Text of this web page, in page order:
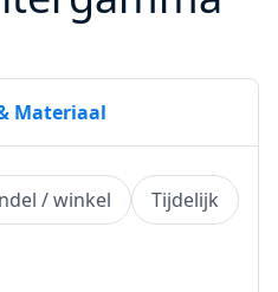
Materiaal
/ winkel
Tijdelijk